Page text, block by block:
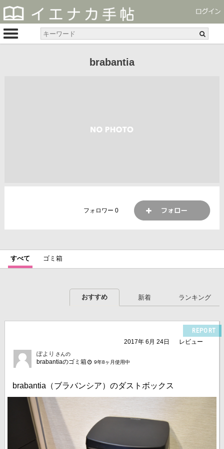
brabantia
フォロワー0
すべて ゴミ箱
おすすめ 新着 ランキング
REPORT
2017年 6月 24日
レビュー
ぽより さんの
brabantiaのゴミ箱 9年8ヶ月使用中
brabantia（ブラバンシア）のダストボックス